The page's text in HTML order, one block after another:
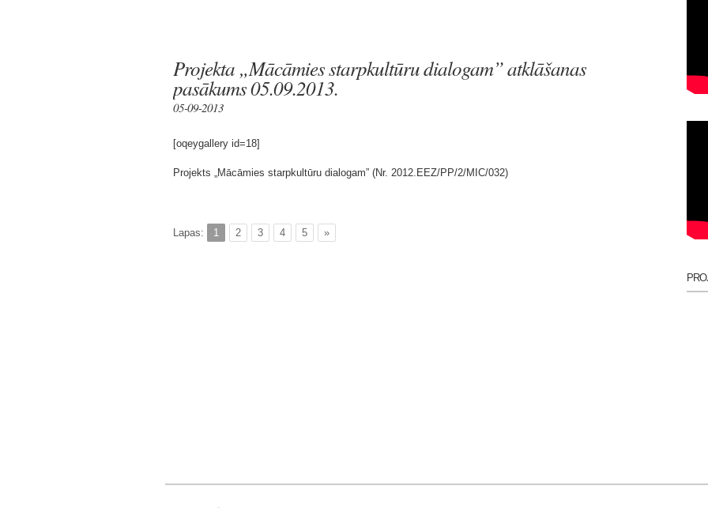
Projekta „Mācāmies starpkultūru dialogam” atklāšanas
pasākums 05.09.2013.
05-09-2013
[oqeygallery id=18]
Projekts „Mācāmies starpkultūru dialogam” (Nr. 2012.EEZ/PP/2/MIC/032)
Lapas: 1 2 3 4 5 »